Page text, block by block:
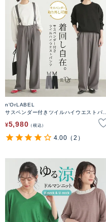
n'OrLABEL
サスペンダー付きツイルハイウエストパン
¥5,980 税込
4.00 （2）